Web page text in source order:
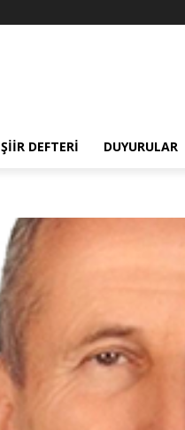
ŞIIR DEFTERI DUYURULAR